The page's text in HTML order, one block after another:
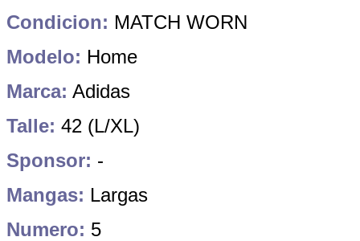
Condicion: MATCH WORN
Modelo: Home
Marca: Adidas
Talle: 42 (L/XL)
Sponsor: -
Mangas: Largas
Numero: 5